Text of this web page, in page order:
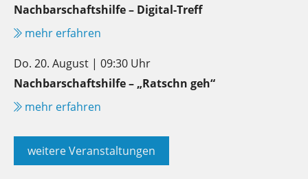
Nachbarschaftshilfe – Digital-Treff
mehr erfahren
Do. 20. August | 09:30 Uhr
Nachbarschaftshilfe – „Ratschn geh“
mehr erfahren
weitere Veranstaltungen